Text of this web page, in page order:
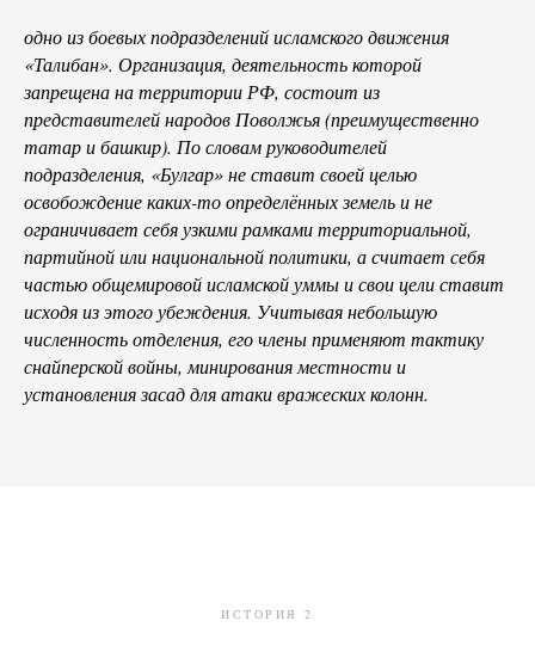
одно из боевых подразделений исламского движения
«Талибан». Организация, деятельность которой
запрещена на территории РФ, состоит из
представителей народов Поволжья (преимущественно
татар и башкир). По словам руководителей
подразделения, «Булгар» не ставит своей целью
освобождение каких-то определённых земель и не
ограничивает себя узкими рамками территориальной,
партийной или национальной политики, а считает себя
частью общемировой исламской уммы и свои цели ставит
исходя из этого убеждения. Учитывая небольшую
численность отделения, его члены применяют тактику
снайперской войны, минирования местности и
установления засад для атаки вражеских колонн.
ИСТОРИЯ 2